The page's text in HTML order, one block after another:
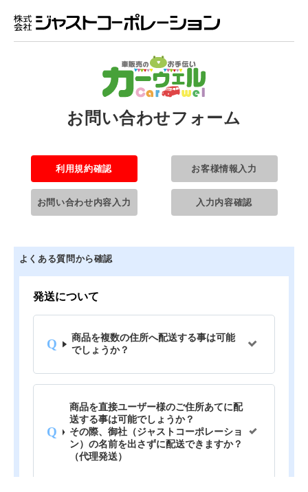
お問い合わせフォーム
利用規約確認 お客様情報入力
お問い合わせ内容入力 入力内容確認
よくある質問から確認